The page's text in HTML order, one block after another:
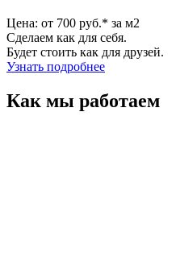
Цена: от 700 руб.* за м2
Сделаем как для себя.
Будет стоить как для друзей.
Узнать подробнее
Как мы работаем